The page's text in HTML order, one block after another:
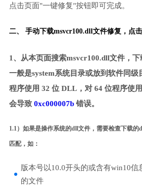
点击页面"一键修复"按钮即可完成。
二、 手动下载msvcr100.dll文件修复， 点
1、从本页面搜索msvcr100.dll文件，下
一般是system系统目录或放到软件同级
程序使用 32 位 DLL，对 64 位程序使
会导致 0xc000007b错误。
1.1）如果是操作系统的dll文件，需要检查下载
匹配，如：
版本号以10.0开头的或含有win10信
的文件